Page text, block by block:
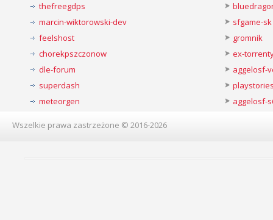
thefreegdps
marcin-wiktorowski-dev
feelshost
chorekpszczonow
dle-forum
superdash
meteorgen
sfgame-sk
gromnik
ex-
aggelosf-
aggelosf-
Wszelkie prawa zastrzeżone © 2016-2026